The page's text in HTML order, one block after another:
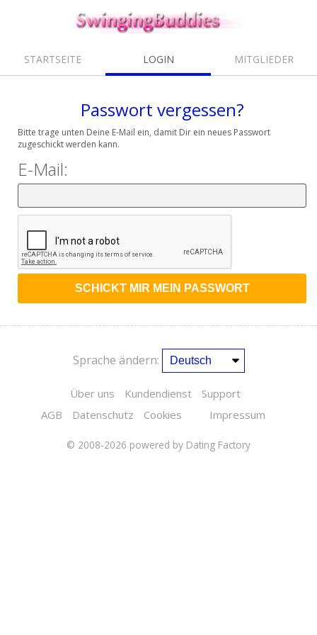
STARTSEITE LOGIN MITGLIEDER
Passwort vergessen?
Bitte trage unten Deine E-Mail ein, damit Dir ein neues Passwort
zugeschickt werden kann.
E-Mail:
Sprache ändern:
Über uns Kundendienst
Support
AGB
Datenschutz Cookies Impressum
© 2008-2026 powered by Dating Factory